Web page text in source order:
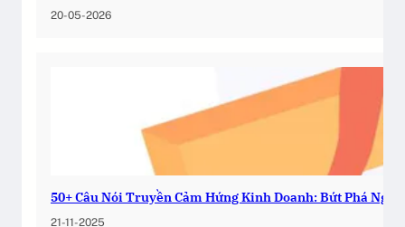
20-05-2026
50+ Câu Nói Truyền Cảm Hứng Kinh Doanh: Bứt Phá Ngay!
21-11-2025